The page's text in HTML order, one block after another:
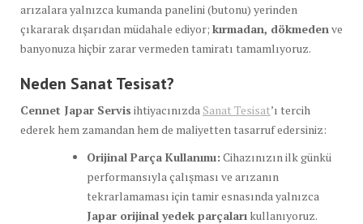
arızalara yalnızca kumanda panelini (butonu) yerinden
çıkararak dışarıdan müdahale ediyor; kırmadan, dökmeden ve
banyonuza hiçbir zarar vermeden tamiratı tamamlıyoruz.
Neden Sanat Tesisat?
Cennet Japar Servis ihtiyacınızda Sanat Tesisat’ı tercih
ederek hem zamandan hem de maliyetten tasarruf edersiniz:
Orijinal Parça Kullanımı: Cihazınızın ilk günkü
performansıyla çalışması ve arızanın
tekrarlamaması için tamir esnasında yalnızca
Japar orijinal yedek parçaları kullanıyoruz.